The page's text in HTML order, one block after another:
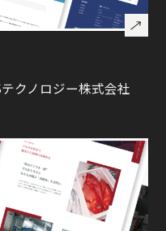
クノロジー株式会社